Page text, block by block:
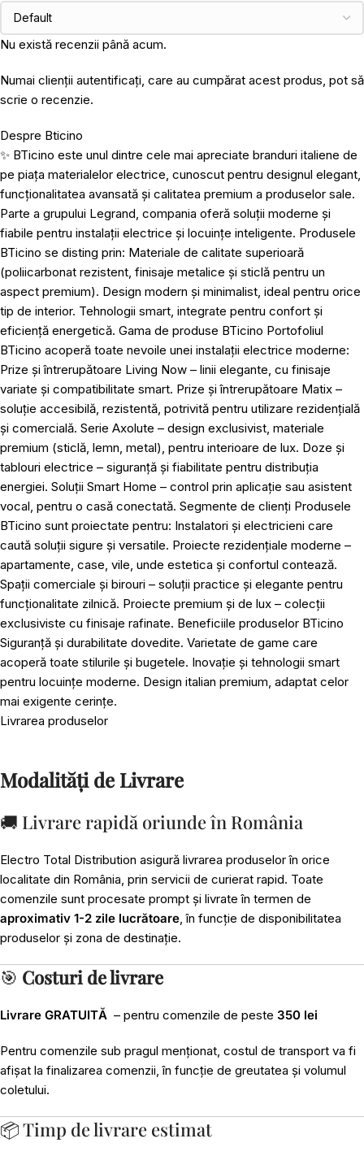
Nu există recenzii până acum.
Numai clienții autentificați, care au cumpărat acest produs, pot să
scrie o recenzie.
Despre Bticino
✨ BTicino este unul dintre cele mai apreciate branduri italiene de
pe piața materialelor electrice, cunoscut pentru designul elegant,
funcționalitatea avansată și calitatea premium a produselor sale.
Parte a grupului Legrand, compania oferă soluții moderne și
fiabile pentru instalații electrice și locuințe inteligente. Produsele
BTicino se disting prin: Materiale de calitate superioară
(poliicarbonat rezistent, finisaje metalice și sticlă pentru un
aspect premium). Design modern și minimalist, ideal pentru orice
tip de interior. Tehnologii smart, integrate pentru confort și
eficiență energetică. Gama de produse BTicino Portofoliul
BTicino acoperă toate nevoile unei instalații electrice moderne:
Prize și întrerupătoare Living Now – linii elegante, cu finisaje
variate și compatibilitate smart. Prize și întrerupătoare Matix –
soluție accesibilă, rezistentă, potrivită pentru utilizare rezidențială
și comercială. Serie Axolute – design exclusivist, materiale
premium (sticlă, lemn, metal), pentru interioare de lux. Doze și
tablouri electrice – siguranță și fiabilitate pentru distribuția
energiei. Soluții Smart Home – control prin aplicație sau asistent
vocal, pentru o casă conectată. Segmente de clienți Produsele
BTicino sunt proiectate pentru: Instalatori și electricieni care
caută soluții sigure și versatile. Proiecte rezidențiale moderne –
apartamente, case, vile, unde estetica și confortul contează.
Spații comerciale și birouri – soluții practice și elegante pentru
funcționalitate zilnică. Proiecte premium și de lux – colecții
exclusiviste cu finisaje rafinate. Beneficiile produselor BTicino
Siguranță și durabilitate dovedite. Varietate de game care
acoperă toate stilurile și bugetele. Inovație și tehnologii smart
pentru locuințe moderne. Design italian premium, adaptat celor
mai exigente cerințe.
Livrarea produselor
Modalități de Livrare
🚚 Livrare rapidă oriunde în România
Electro Total Distribution asigură livrarea produselor în orice
localitate din România, prin servicii de curierat rapid. Toate
comenzile sunt procesate prompt și livrate în termen de
aproximativ 1-2 zile lucrătoare, în funcție de disponibilitatea
produselor și zona de destinație.
🎯 Costuri de livrare
Livrare GRATUITĂ – pentru comenzile de peste 350 lei
Pentru comenzile sub pragul menționat, costul de transport va fi
afișat la finalizarea comenzii, în funcție de greutatea și volumul
coletului.
📦 Timp de livrare estimat